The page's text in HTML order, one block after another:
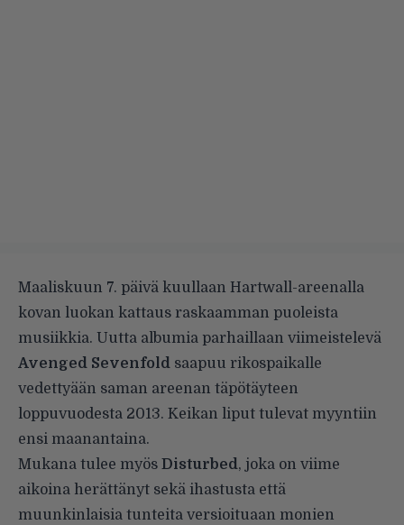
Maaliskuun 7. päivä kuullaan Hartwall-areenalla
kovan luokan kattaus raskaamman puoleista
musiikkia. Uutta albumia parhaillaan viimeistelevä
Avenged Sevenfold saapuu rikospaikalle
vedettyään saman areenan täpötäyteen
loppuvuodesta 2013. Keikan liput tulevat myyntiin
ensi maanantaina.
Mukana tulee myös Disturbed, joka on viime
aikoina herättänyt sekä ihastusta että
muunkinlaisia tunteita versioituaan monien